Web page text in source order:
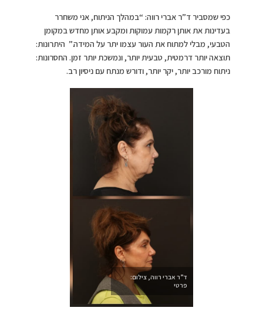
כפי שמסביר ד”ר אברי רווה: “במהלך הניתוח, אני משחרר
בעדינות את אותן רקמות עמוקות ומקבע אותן מחדש במקומן
הטבעי, מבלי למתוח את העור עצמו יתר על המידה.” היתרונות:
תוצאה יותר דרמטית, טבעית יותר, ונמשכת יותר זמן. החסרונות:
ניתוח מורכב יותר, יקר יותר, ודורש מנתח עם ניסיון רב.
ד”ר אברי רווה, צילום:
פרטי